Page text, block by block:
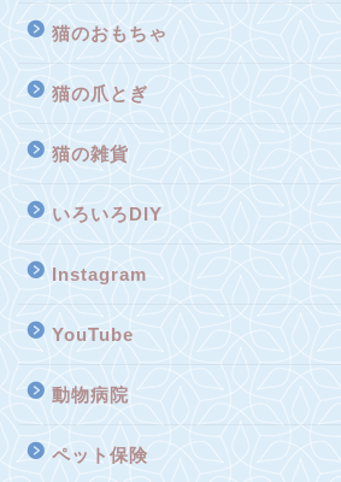
猫のおもちゃ
猫の爪とぎ
猫の雑貨
いろいろDIY
Instagram
YouTube
動物病院
ペット保険